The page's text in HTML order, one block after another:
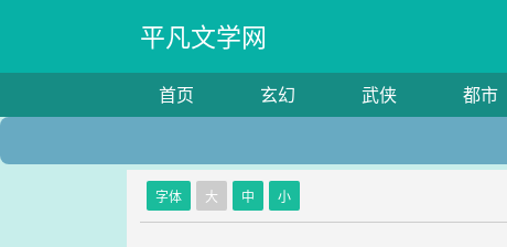
平凡文学网
首页 玄幻 武侠 都市
字体 大 中 小